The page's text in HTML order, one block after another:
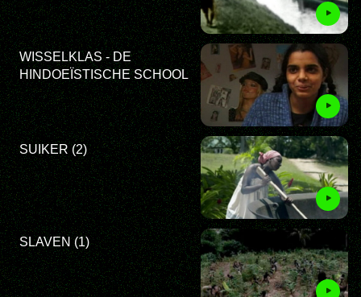
WISSELKLAS - DE
HINDOEÏSTISCHE SCHOOL
SUIKER (2)
SLAVEN (1)